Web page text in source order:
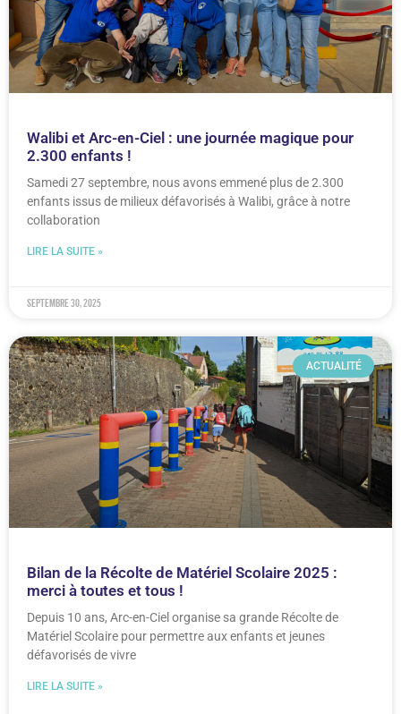
Walibi et Arc-en-Ciel : une journée magique pour
2.300 enfants !
Samedi 27 septembre, nous avons emmené plus de 2.300
enfants issus de milieux défavorisés à Walibi, grâce à notre
collaboration
LIRE LA SUITE »
septembre 30, 2025
ACTUALITÉ
Bilan de la Récolte de Matériel Scolaire 2025 :
merci à toutes et tous !
Depuis 10 ans, Arc-en-Ciel organise sa grande Récolte de
Matériel Scolaire pour permettre aux enfants et jeunes
défavorisés de vivre
LIRE LA SUITE »